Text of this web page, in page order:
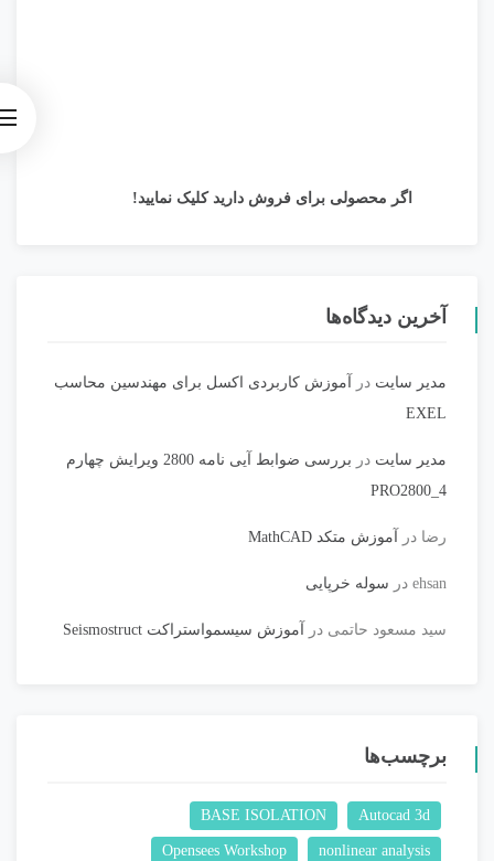
اگر محصولی برای فروش دارید کلیک نمایید!
آخرین دیدگاه‌ها
مدیر سایت در
آموزش کاربردی اکسل برای مهندسین محاسب
EXEL
مدیر سایت در
بررسی ضوابط آیی نامه 2800 ویرایش چهارم
PRO2800_4
رضا در آموزش متکد MathCAD
ehsan در سوله خرپایی
سید مسعود حاتمی در آموزش سیسمواستراکت Seismostruct
برچسب‌ها
Autocad 3d
BASE ISOLATION
nonlinear analysis
Opensees Workshop